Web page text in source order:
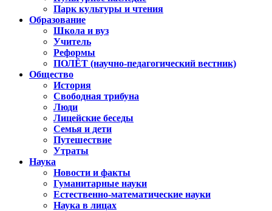
Парк культуры и чтения
Образование
Школа и вуз
Учитель
Реформы
ПОЛЁТ (научно-педагогический вестник)
Общество
История
Свободная трибуна
Люди
Лицейские беседы
Семья и дети
Путешествие
Утраты
Наука
Новости и факты
Гуманитарные науки
Естественно-математические науки
Наука в лицах